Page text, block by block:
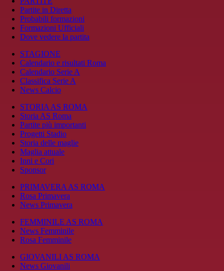
Partite in Diretta
Probabili formazioni
Formazioni Ufficiali
Dove vedere la partita
STAGIONE
Calendario e risultati Roma
Calendario Serie A
Classifica Serie A
News Calcio
STORIA AS ROMA
Storia AS Roma
Partite più importanti
Progetti Stadio
Storia delle maglie
Maglia attuale
Inni e Cori
Sponsor
PRIMAVERA AS ROMA
Rosa Primavera
News Primavera
FEMMINILE AS ROMA
News Femminile
Rosa Femminile
GIOVANILI AS ROMA
News Giovanili